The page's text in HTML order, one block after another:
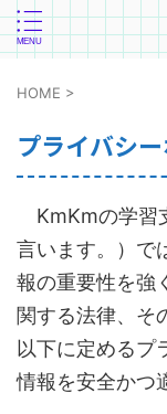
HOME >
プライバシ
KmKmの学習
言います。）で
報の重要性を強
関する法律、そ
以下に定めるプ
情報を安全かつ